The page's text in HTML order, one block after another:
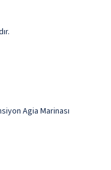
Agia Marinası